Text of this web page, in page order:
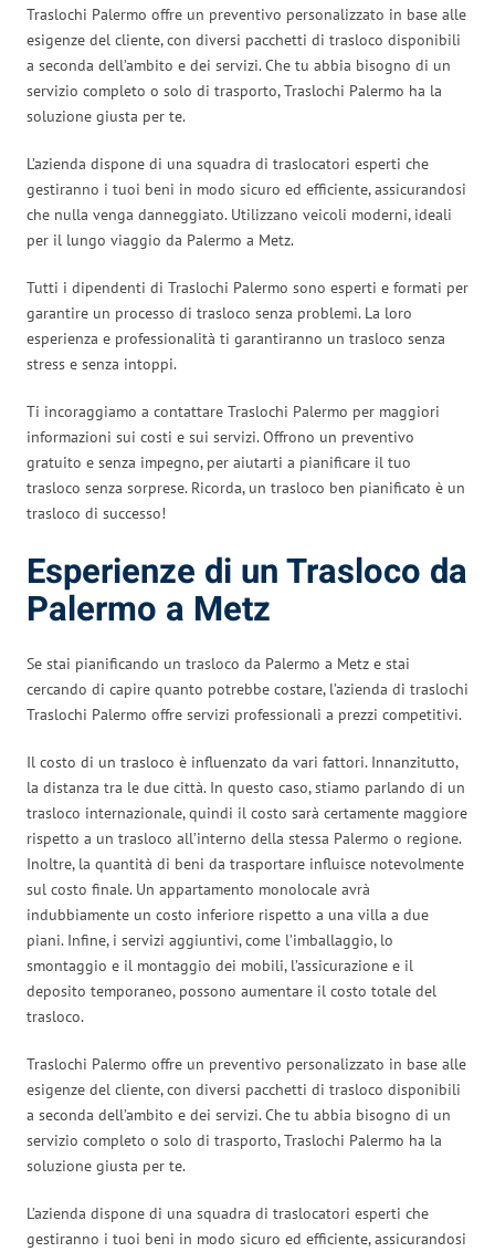
Traslochi Palermo offre un preventivo personalizzato in base alle
esigenze del cliente, con diversi pacchetti di trasloco disponibili
a seconda dell’ambito e dei servizi. Che tu abbia bisogno di un
servizio completo o solo di trasporto, Traslochi Palermo ha la
soluzione giusta per te.
L’azienda dispone di una squadra di traslocatori esperti che
gestiranno i tuoi beni in modo sicuro ed efficiente, assicurandosi
che nulla venga danneggiato. Utilizzano veicoli moderni, ideali
per il lungo viaggio da Palermo a Metz.
Tutti i dipendenti di Traslochi Palermo sono esperti e formati per
garantire un processo di trasloco senza problemi. La loro
esperienza e professionalità ti garantiranno un trasloco senza
stress e senza intoppi.
Ti incoraggiamo a contattare Traslochi Palermo per maggiori
informazioni sui costi e sui servizi. Offrono un preventivo
gratuito e senza impegno, per aiutarti a pianificare il tuo
trasloco senza sorprese. Ricorda, un trasloco ben pianificato è un
trasloco di successo!
Esperienze di un Trasloco da
Palermo a Metz
Se stai pianificando un trasloco da Palermo a Metz e stai
cercando di capire quanto potrebbe costare, l’azienda di traslochi
Traslochi Palermo offre servizi professionali a prezzi competitivi.
Il costo di un trasloco è influenzato da vari fattori. Innanzitutto,
la distanza tra le due città. In questo caso, stiamo parlando di un
trasloco internazionale, quindi il costo sarà certamente maggiore
rispetto a un trasloco all’interno della stessa Palermo o regione.
Inoltre, la quantità di beni da trasportare influisce notevolmente
sul costo finale. Un appartamento monolocale avrà
indubbiamente un costo inferiore rispetto a una villa a due
piani. Infine, i servizi aggiuntivi, come l’imballaggio, lo
smontaggio e il montaggio dei mobili, l’assicurazione e il
deposito temporaneo, possono aumentare il costo totale del
trasloco.
Traslochi Palermo offre un preventivo personalizzato in base alle
esigenze del cliente, con diversi pacchetti di trasloco disponibili
a seconda dell’ambito e dei servizi. Che tu abbia bisogno di un
servizio completo o solo di trasporto, Traslochi Palermo ha la
soluzione giusta per te.
L’azienda dispone di una squadra di traslocatori esperti che
gestiranno i tuoi beni in modo sicuro ed efficiente, assicurandosi